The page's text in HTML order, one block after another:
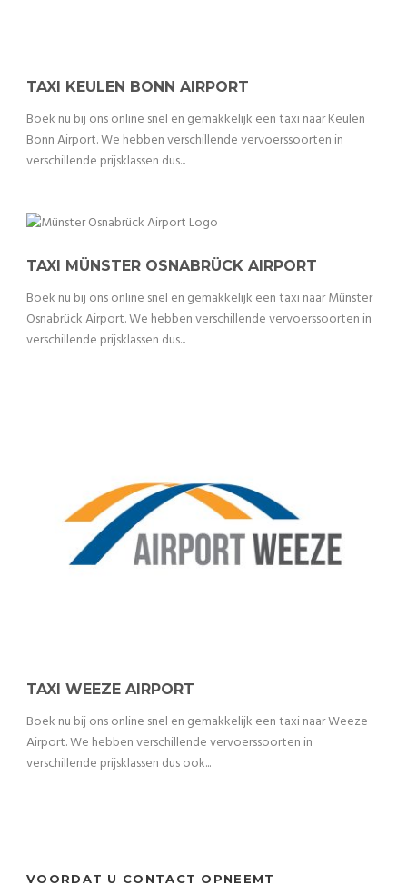
TAXI KEULEN BONN AIRPORT
Boek nu bij ons online snel en gemakkelijk een taxi naar Keulen
Bonn Airport. We hebben verschillende vervoerssoorten in
verschillende prijsklassen dus...
TAXI MÜNSTER OSNABRÜCK AIRPORT
Boek nu bij ons online snel en gemakkelijk een taxi naar Münster
Osnabrück Airport. We hebben verschillende vervoerssoorten in
verschillende prijsklassen dus...
TAXI WEEZE AIRPORT
Boek nu bij ons online snel en gemakkelijk een taxi naar Weeze
Airport. We hebben verschillende vervoerssoorten in
verschillende prijsklassen dus ook...
VOORDAT U CONTACT OPNEEMT